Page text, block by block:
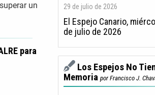
un
para
29 de julio de 2026
El Espejo Canario,
de julio de 2026
Los Espejos No
Memoria por Francisco J.